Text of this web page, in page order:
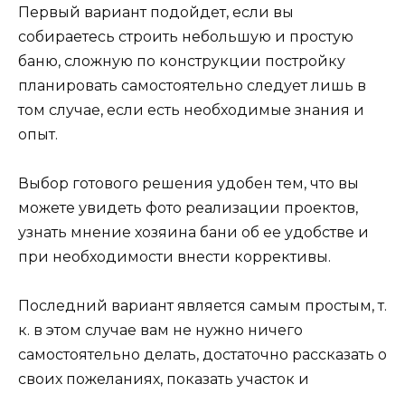
Первый вариант подойдет, если вы
собираетесь строить небольшую и простую
баню, сложную по конструкции постройку
планировать самостоятельно следует лишь в
том случае, если есть необходимые знания и
опыт.
Выбор готового решения удобен тем, что вы
можете увидеть фото реализации проектов,
узнать мнение хозяина бани об ее удобстве и
при необходимости внести коррективы.
Последний вариант является самым простым, т.
к. в этом случае вам не нужно ничего
самостоятельно делать, достаточно рассказать о
своих пожеланиях, показать участок и